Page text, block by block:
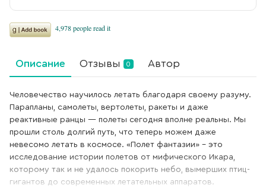
Описание Отзывы 0 Автор
Человечество научилось летать благодаря своему разуму.
Парапланы, самолеты, вертолеты, ракеты и даже
реактивные ранцы — полеты сегодня вполне реальны. Мы
прошли столь долгий путь, что теперь можем даже
невесомо летать в космосе. «Полет фантазии» – это
исследование истории полетов от мифического Икара,
которому так и не удалось покорить небо, вымерших птиц-
гигантов до современных летательных аппаратов.